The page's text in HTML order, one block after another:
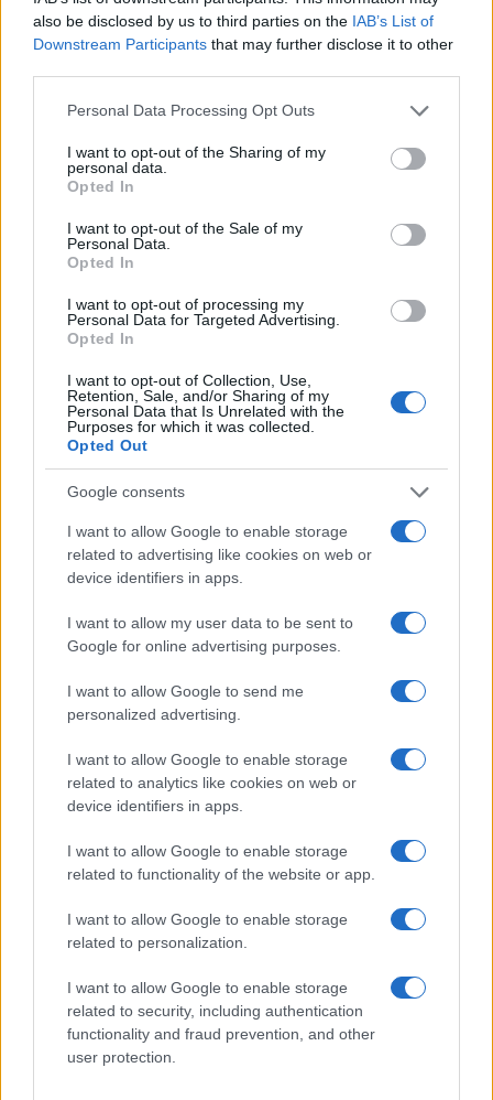
also be disclosed by us to third parties on the IAB’s List of
Downstream Participants that may further disclose it to other
Please note that this website/app uses one or more Google
not limited to your visit or usage behaviour. You may click to
grant or deny consent to Google and its third-party tags to
use your data for below specified purposes in below Google
consent section.
Personal Data Processing Opt Outs
I want to opt-out of the Sharing of my
personal data.
Opted In
I want to opt-out of the Sale of my
Personal Data.
Opted In
I want to opt-out of processing my
Personal Data for Targeted Advertising.
Opted In
I want to opt-out of Collection, Use,
Retention, Sale, and/or Sharing of my
Personal Data that Is Unrelated with the
Purposes for which it was collected.
Opted Out
Google consents
I want to allow Google to enable storage
related to advertising like cookies on web or
device identifiers in apps.
I want to allow my user data to be sent to
Google for online advertising purposes.
I want to allow Google to send me
personalized advertising.
I want to allow Google to enable storage
related to analytics like cookies on web or
device identifiers in apps.
I want to allow Google to enable storage
related to functionality of the website or app.
I want to allow Google to enable storage
related to personalization.
I want to allow Google to enable storage
related to security, including authentication
functionality and fraud prevention, and other
user protection.
formalizzazione richiesto dall’ordinamento.
rateale e tasso 0%. Erogazione con bonifico avente causale
coerente. Ogni rata va restituita con bonifico riportando
“Rimborso rateo n. [X] prestito familiare del [data
scrittura]”. Allegare preventivo o fattura del veicolo per
rafforzare lafinalizzazione
dell’operazione e mantenere
una piena
Caso 3 – Anticipo per caparra casa al figlio
se la somma
bastare la causale di donazione con dossier di supporto
(estratti conto, compromesso). Per importi più rilevanti,
valutare l’atto notarile. Evitare sequenze di versamenti
ravvicinati con l’unico scopo di restare sotto soglia: il
può essere considerato indice di
anomalia. In ogni caso, raccogliere copia del preliminare e
delle ricevute bancarie del pagamento della caparra.
Edoardo Marchesi
Edoardo Marchesi, voce delle notizie di
Palermo, ricorda la notte in cui seguì il corteo
in via Maqueda e decise di chiedere carte e
nomi: da allora predilige verifiche sul campo.
In redazione guida l’agenda delle emergenze e
custodisce una collezione di vecchie mappe